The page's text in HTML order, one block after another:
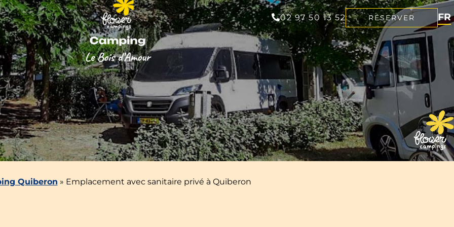
02 97 50 13 52 RÉSERVER
FR
EN
NL
DE
Quiberon » Emplacement avec sanitaire privé à Quiberon